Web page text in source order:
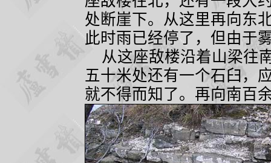
处断崖下。从这里再向东
此时雨已经停了，但由于
从这座敌楼沿着山梁往
五十米处还有一个石臼，
就不得而知了。再向南百